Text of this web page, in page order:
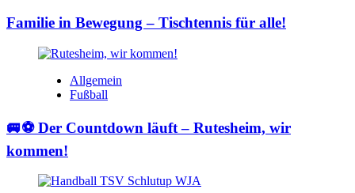
Familie in Bewegung – Tischtennis für alle!
Allgemein
Fußball
🚐⚽ Der Countdown läuft – Rutesheim, wir
kommen!